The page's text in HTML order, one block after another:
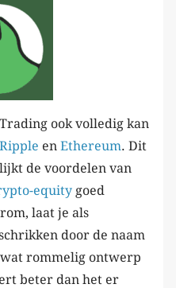
ook volledig kan
Ripple en Ethereum. Dit
de voordelen van
equity goed
laat je als
door de naam
rommelig ontwerp
beter dan het er